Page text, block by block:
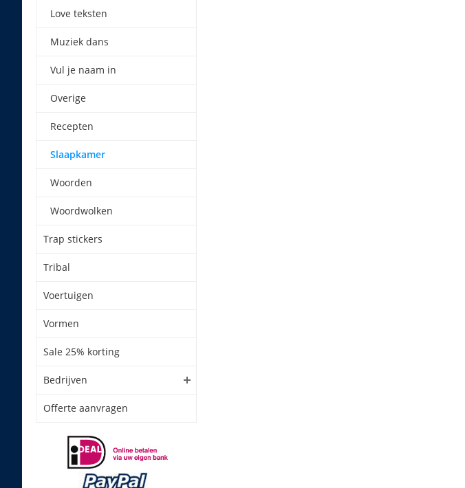
Love teksten
Muziek dans
Vul je naam in
Overige
Recepten
Slaapkamer
Woorden
Woordwolken
Trap stickers
Tribal
Voertuigen
Vormen
Sale 25% korting
Bedrijven
Offerte aanvragen